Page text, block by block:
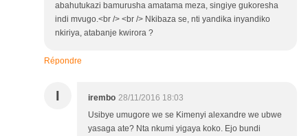
abahutukazi bamurusha amatama meza, singiye gukoresha
indi mvugo.<br /> <br /> Nkibaza se, nti yandika inyandiko
nkiriya, atabanje kwirora ?
Répondre
I irembo 28/11/2016 18:03
Usibye umugore we se Kimenyi alexandre we ubwe
yasaga ate? Nta nkumi yigaya koko. Ejo bundi